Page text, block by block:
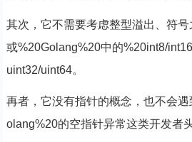
其次，它不需要考虑整型溢出、符
或%20Golang%20中的%20int8/
uint32/uint64。
再者，它没有指针的概念，也不会
olang%20的空指针异常这类开发者